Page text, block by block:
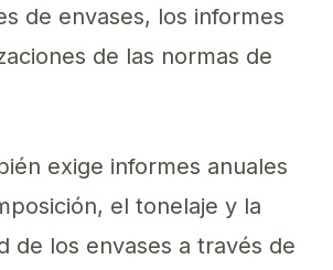
de envases, los informes
de las normas de
exige informes anuales
el tonelaje y la
de los envases a través de